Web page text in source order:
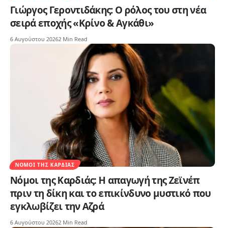
Γιώργος Γεροντιδάκης: Ο ρόλος του στη νέα
σειρά εποχής «Κρίνο & Αγκάθι»
6 Αυγούστου 20262 Min Read
ΝΌΜΟΙ ΤΗΣ ΚΑΡΔΙΆΣ
Νόμοι της Καρδιάς: Η απαγωγή της Ζεϊνέπ
πριν τη δίκη και το επικίνδυνο μυστικό που
εγκλωβίζει την Αζρά
6 Αυγούστου 20262 Min Read